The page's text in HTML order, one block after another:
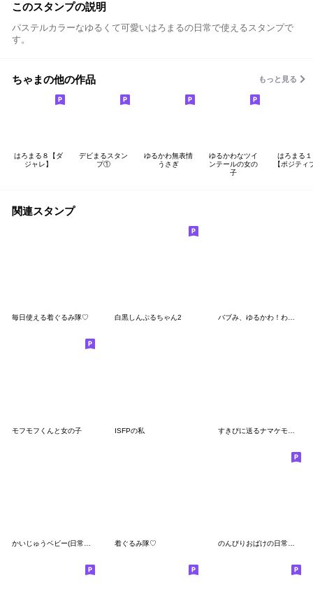
このスタンプの説明
パステルカラーなゆるくて可愛いはろまるの日常で使えるスタンプで
す。
ちゃまの他の作品 もっと見る
はろまる８【ダ
ジャレ】
デビまるスタン
プ①
ゆるかわ無表情
うさぎ
ゆるかわなツイ
ンテールの女の
子
はろまる
【ポジティ
関連スタンプ
毎日使える着ぐるみ隊♡ 白黒しんぷるちゃん2 バブみ、ゆるかわ！わがままな子♡
モフモフくんと女の子 ISFPの私 すきぴに送るナマケモノの子♡
着ぐるみ隊♡